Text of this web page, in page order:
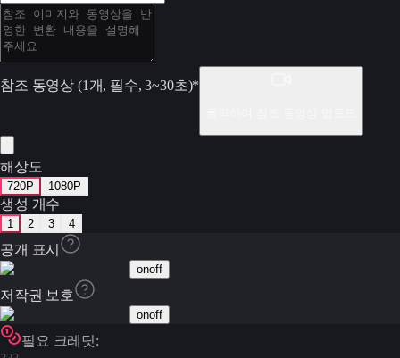
참조 동영상 (1개, 필수, 3~30초)*
해상도
720P 1080P
생성 개수
1 2 3 4
공개 표시
onoff
저작권 보호
onoff
필요 크레딧: